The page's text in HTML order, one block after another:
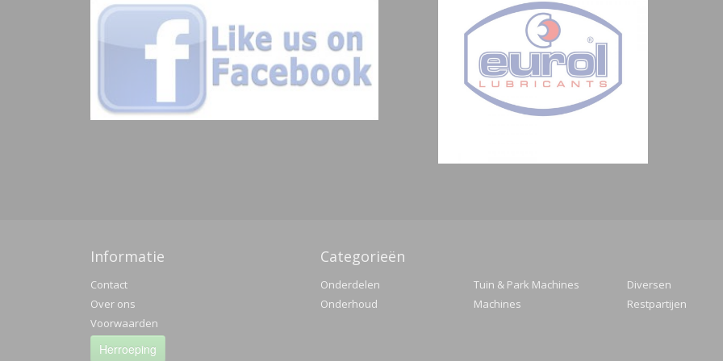
Informatie
Contact
Over ons
Voorwaarden
Herroeping
Categorieën
Onderdelen
Onderhoud
Tuin & Park Machines
Machines
Diversen
Restpartijen